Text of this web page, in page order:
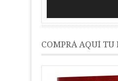
COMPRÁ AQUÍ TU